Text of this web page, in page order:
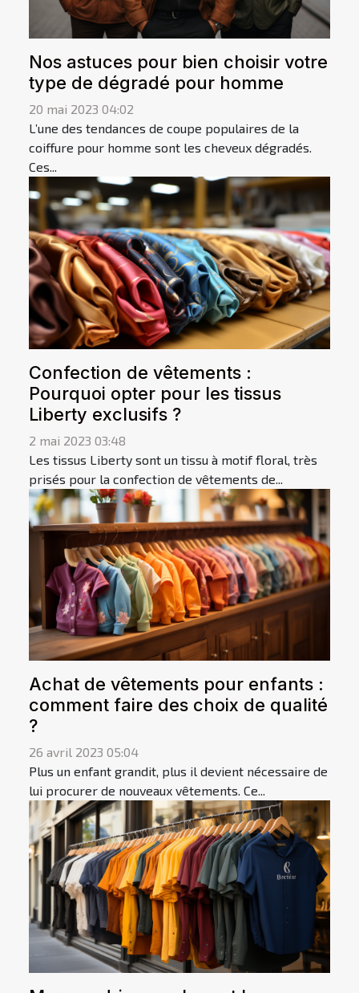
Nos astuces pour bien choisir votre
type de dégradé pour homme
20 mai 2023 04:02
L’une des tendances de coupe populaires de la
coiffure pour homme sont les cheveux dégradés.
Ces...
Confection de vêtements :
Pourquoi opter pour les tissus
Liberty exclusifs ?
2 mai 2023 03:48
Les tissus Liberty sont un tissu à motif floral, très
prisés pour la confection de vêtements de...
Achat de vêtements pour enfants :
comment faire des choix de qualité
?
26 avril 2023 05:04
Plus un enfant grandit, plus il devient nécessaire de
lui procurer de nouveaux vêtements. Ce...